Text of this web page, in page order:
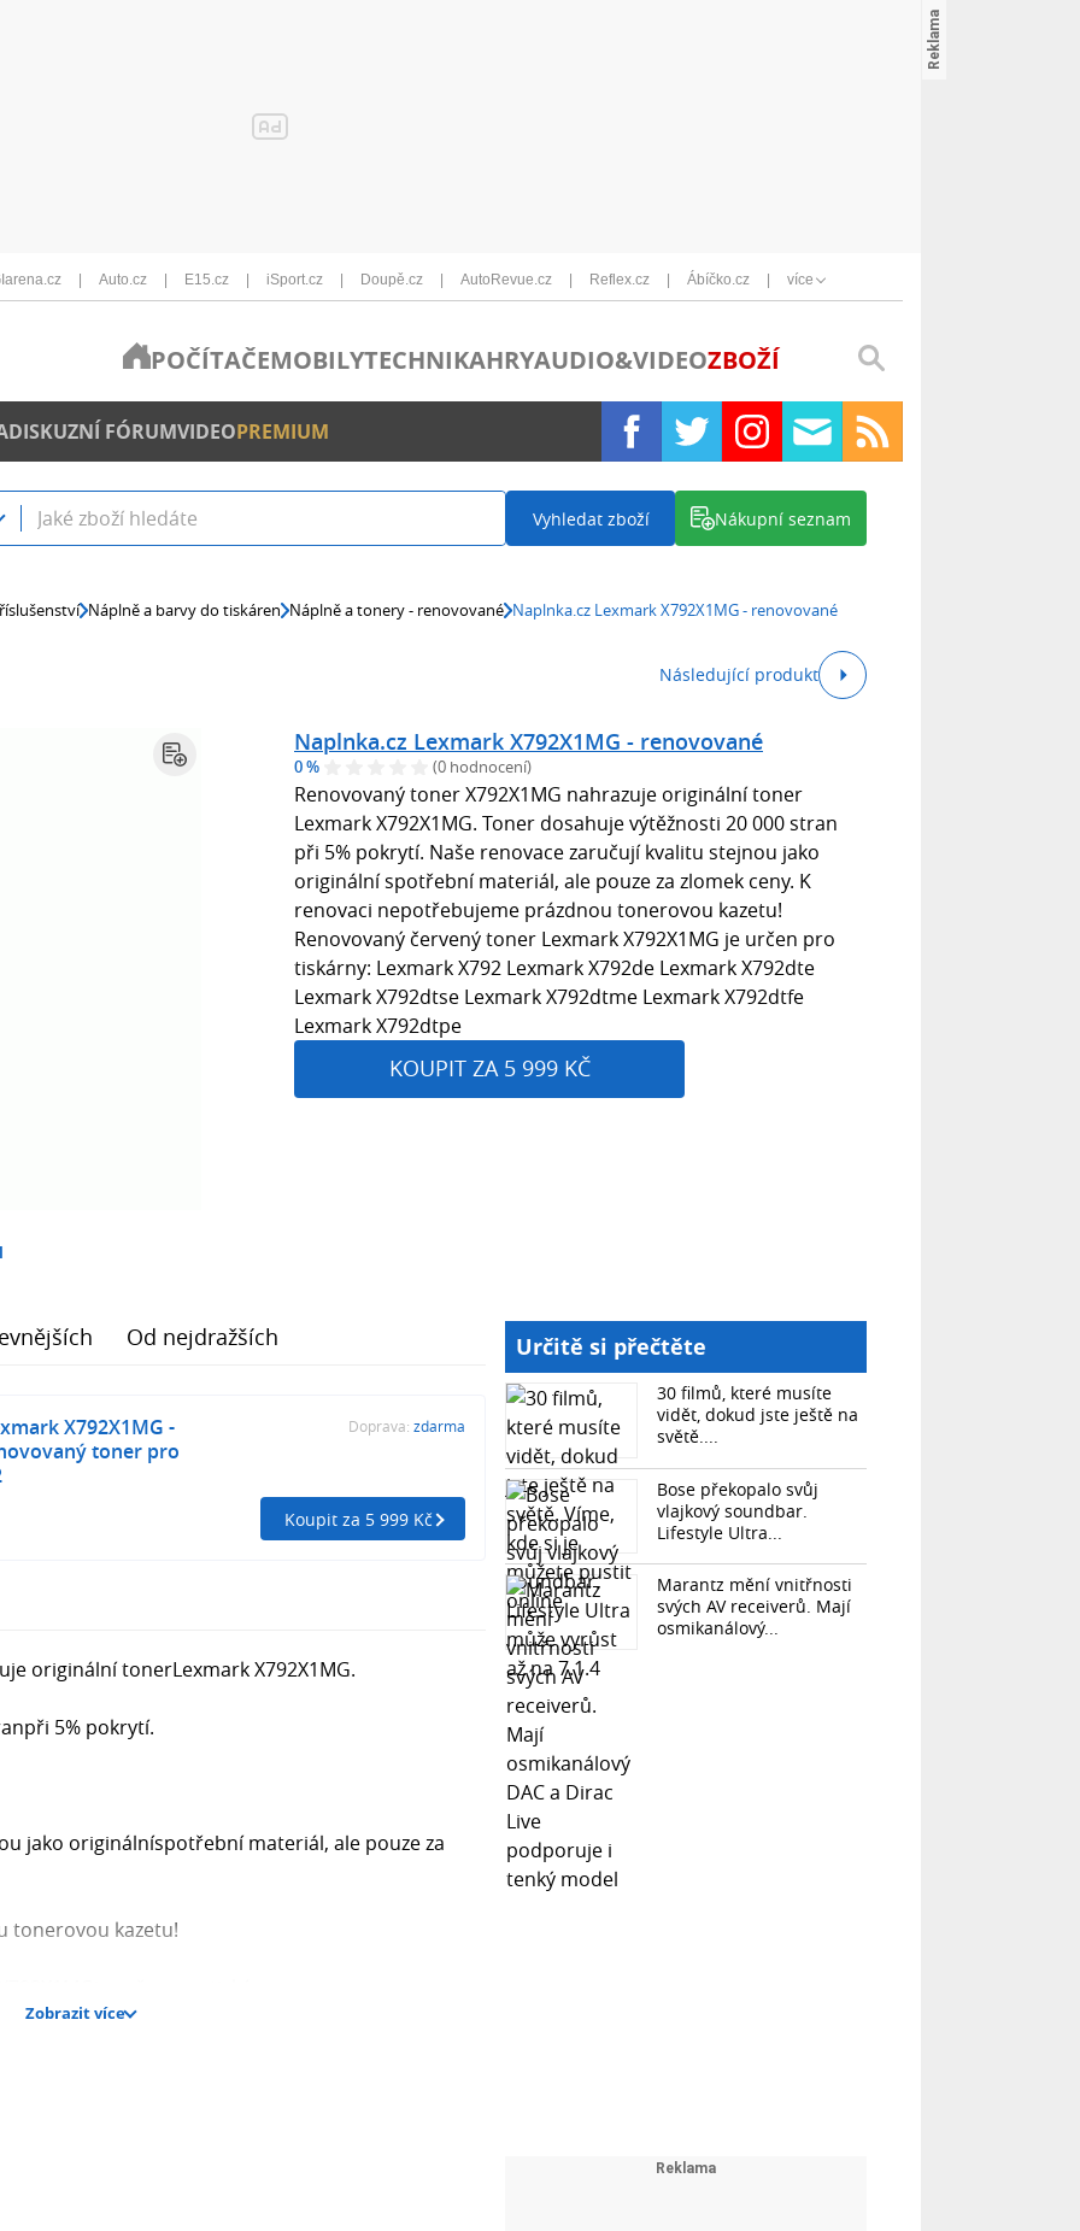
Auto.cz E15.cz iSport.cz Doupě.cz AutoRevue.cz Reflex.cz Ábíčko.cz více
POČÍTAČEMOBILYTECHNIKAHRYAUDIO&VIDEOZBOŽÍ
DISKUZNÍ FÓRUMVIDEOPREMIUM
Vyhledat zboží Nákupní seznam
Náplně a barvy do tiskáren Náplně a tonery - renovované Naplnka.cz Lexmark X792X1MG - renovované
Následující produkt
Naplnka.cz Lexmark X792X1MG - renovované
0 % (0 hodnocení)
Renovovaný toner X792X1MG​ nahrazuje originální toner
Lexmark X792X1MG​​. Toner dosahuje výtěžnosti 20 000 stran
při 5% pokrytí. Naše renovace zaručují kvalitu stejnou jako
originální spotřební materiál, ale pouze za zlomek ceny. K
renovaci nepotřebujeme prázdnou tonerovou kazetu!
Renovovaný červený toner Lexmark X792X1MG​​ je určen pro
tiskárny: Lexmark X792 Lexmark X792de Lexmark X792dte
Lexmark X792dtse Lexmark X792dtme Lexmark X792dtfe
Lexmark X792dtpe
KOUPIT ZA 5 999 KČ
Od nejdražších
X792X1MG -
toner pro
Doprava: zdarma
Koupit za 5 999 Kč
originální tonerLexmark X792X1MG​​.
5% pokrytí.
jako originálníspotřební materiál, ale pouze za
tonerovou kazetu!
Zobrazit více
Určitě si přečtěte
30 filmů, které musíte
vidět, dokud jste ještě na
světě....
Bose překopalo svůj
vlajkový soundbar.
Lifestyle Ultra...
Marantz mění vnitřnosti
svých AV receiverů. Mají
osmikanálový...